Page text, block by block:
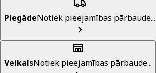
PiegādeNotiek pieejamības pārbaude...
VeikalsNotiek pieejamības pārbaude...